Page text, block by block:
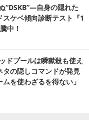
“DSKB”―自身の隠れた
ケベ傾向診断テスト『1
中！
ドプールは瞬獄殺も使え
の隠しコマンドが発見
を使わざるを得ない」